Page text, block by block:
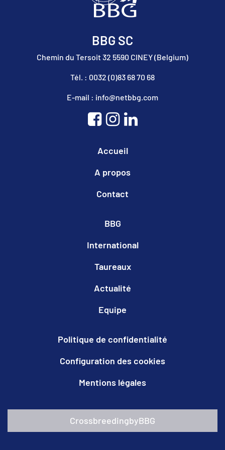
BBG SC
Chemin du Tersoit 32 5590 CINEY (Belgium)
Tél. : 0032 (0)83 68 70 68
E-mail : info@netbbg.com
Accueil
A propos
Contact
BBG
International
Taureaux
Actualité
Equipe
Politique de confidentialité
Configuration des cookies
Mentions légales
CrossbreedingbyBBG